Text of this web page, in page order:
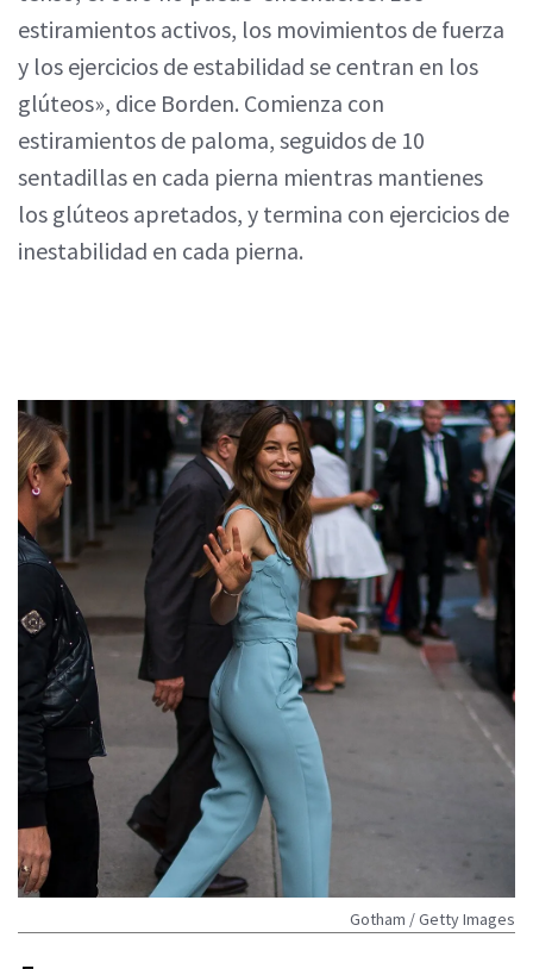
estiramientos activos, los movimientos de fuerza
y los ejercicios de estabilidad se centran en los
glúteos», dice Borden. Comienza con
estiramientos de paloma, seguidos de 10
sentadillas en cada pierna mientras mantienes
los glúteos apretados, y termina con ejercicios de
inestabilidad en cada pierna.
Gotham / Getty Images